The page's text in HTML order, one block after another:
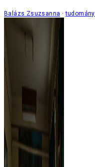
Balázs Zsuzsanna tudomány